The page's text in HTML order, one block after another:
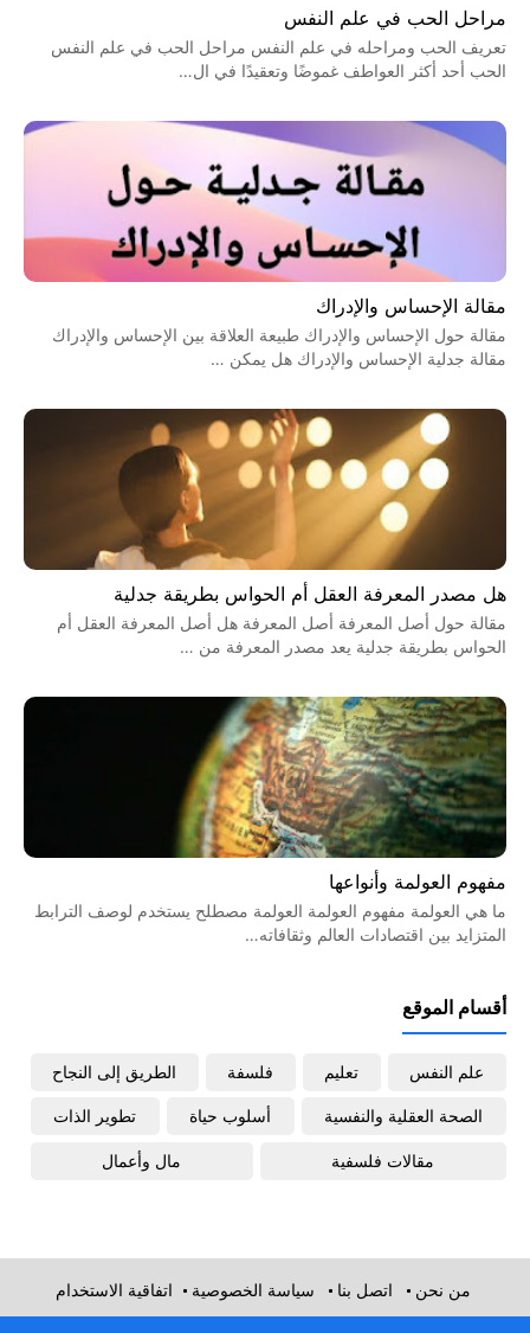
مراحل الحب في علم النفس
تعريف الحب ومراحله في علم النفس مراحل الحب في علم النفس
الحب أحد أكثر العواطف غموضًا وتعقيدًا في ال…
مقالة الإحساس والإدراك
مقالة حول الإحساس والإدراك طبيعة العلاقة بين الإحساس والإدراك
مقالة جدلية الإحساس والإدراك هل يمكن …
هل مصدر المعرفة العقل أم الحواس بطريقة جدلية
مقالة حول أصل المعرفة أصل المعرفة هل أصل المعرفة العقل أم
الحواس بطريقة جدلية يعد مصدر المعرفة من …
مفهوم العولمة وأنواعها
ما هي العولمة مفهوم العولمة العولمة مصطلح يستخدم لوصف الترابط
المتزايد بين اقتصادات العالم وثقافاته…
أقسام الموقع
علم النفس تعليم فلسفة الطريق إلى النجاح
الصحة العقلية والنفسية أسلوب حياة تطوير الذات
مقالات فلسفية مال وأعمال
من نحن اتصل بنا سياسة الخصوصية اتفاقية الاستخدام